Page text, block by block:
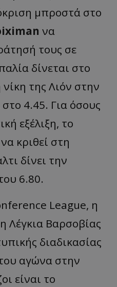
μπροστά στο
να
τους σε
δίνεται στο
της Λιόν στην
4.45. Για όσους
εξέλιξη, το
κριθεί στη
δίνει την
6.80.
League, η
Λέγκια Βαρσοβίας
διαδικασίας
αγώνα στην
είναι το